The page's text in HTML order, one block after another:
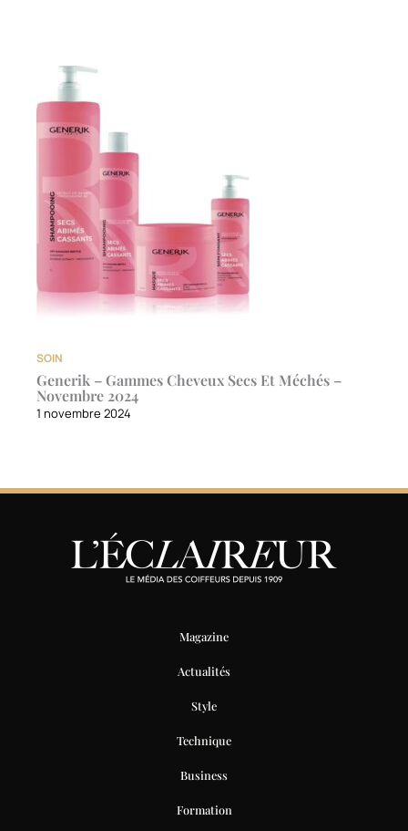
SOIN
Generik – Gammes Cheveux Secs Et Méchés –
Novembre 2024
1 novembre 2024
Magazine
Actualités
Style
Technique
Business
Formation